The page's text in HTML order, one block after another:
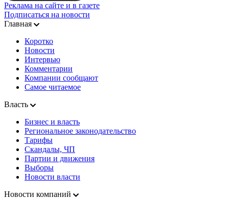
Реклама на сайте и в газете
Подписаться на новости
Главная
Коротко
Новости
Интервью
Комментарии
Компании сообщают
Самое читаемое
Власть
Бизнес и власть
Региональное законодательство
Тарифы
Скандалы, ЧП
Партии и движения
Выборы
Новости власти
Новости компаний